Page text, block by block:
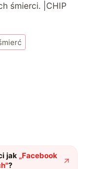
śmierci. |CHIP
jak „Facebook
"?